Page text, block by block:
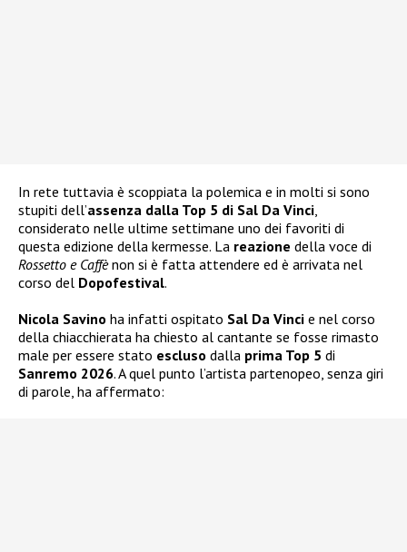
In rete tuttavia è scoppiata la polemica e in molti si sono
stupiti dell’assenza dalla Top 5 di Sal Da Vinci
considerato nelle ultime settimane uno dei favoriti di
questa edizione della kermesse. La reazione della voce di
Rossetto e Caffènon si è fatta attendere ed è arrivata nel
corso del Dopofestival.
Nicola Savino ha infatti ospitato Sal Da Vinci e nel corso
della chiacchierata ha chiesto al cantante se fosse rimasto
male per essere stato escluso dalla prima Top 5 di
Sanremo 2026. A quel punto l’artista partenopeo, senza giri
di parole, ha affermato: